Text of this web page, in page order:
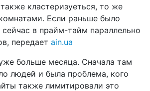
кластеризуеться, то же
Если раньше было
в прайм-тайм параллельно
передает ain.ua
больше месяца. Сначала там
людей и была проблема, кого
также лимитировали это